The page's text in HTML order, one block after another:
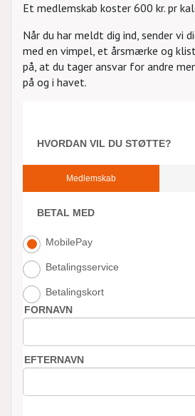
Et medlemskab koster 600 kr. pr
Når du har meldt dig ind, sender vi
med en vimpel, et årsmærke og
på, at du tager ansvar for andre
på og i havet.